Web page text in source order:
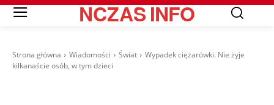
NCZASINFO
Strona główna Wiadomości Świat
Wypadek ciężarówki. Nie żyje
kilkanaście osób, w tym dzieci